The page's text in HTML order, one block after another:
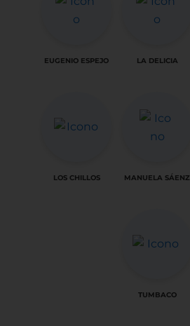
EUGENIO ESPEJO LA DELICIA
LOS CHILLOS MANUELA SÁENZ
TUMBACO